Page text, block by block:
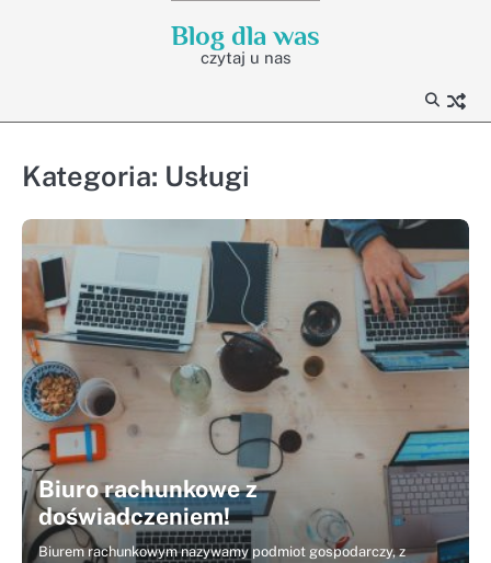
Blog dla was
czytaj u nas
Kategoria: Usługi
Biuro rachunkowe z
doświadczeniem!
Biurem rachunkowym nazywamy podmiot gospodarczy, z